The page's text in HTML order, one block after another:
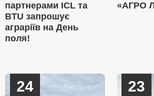
партнерами ICL та
BTU запрошує
аграріїв на День
поля!
«АГРО
24 23